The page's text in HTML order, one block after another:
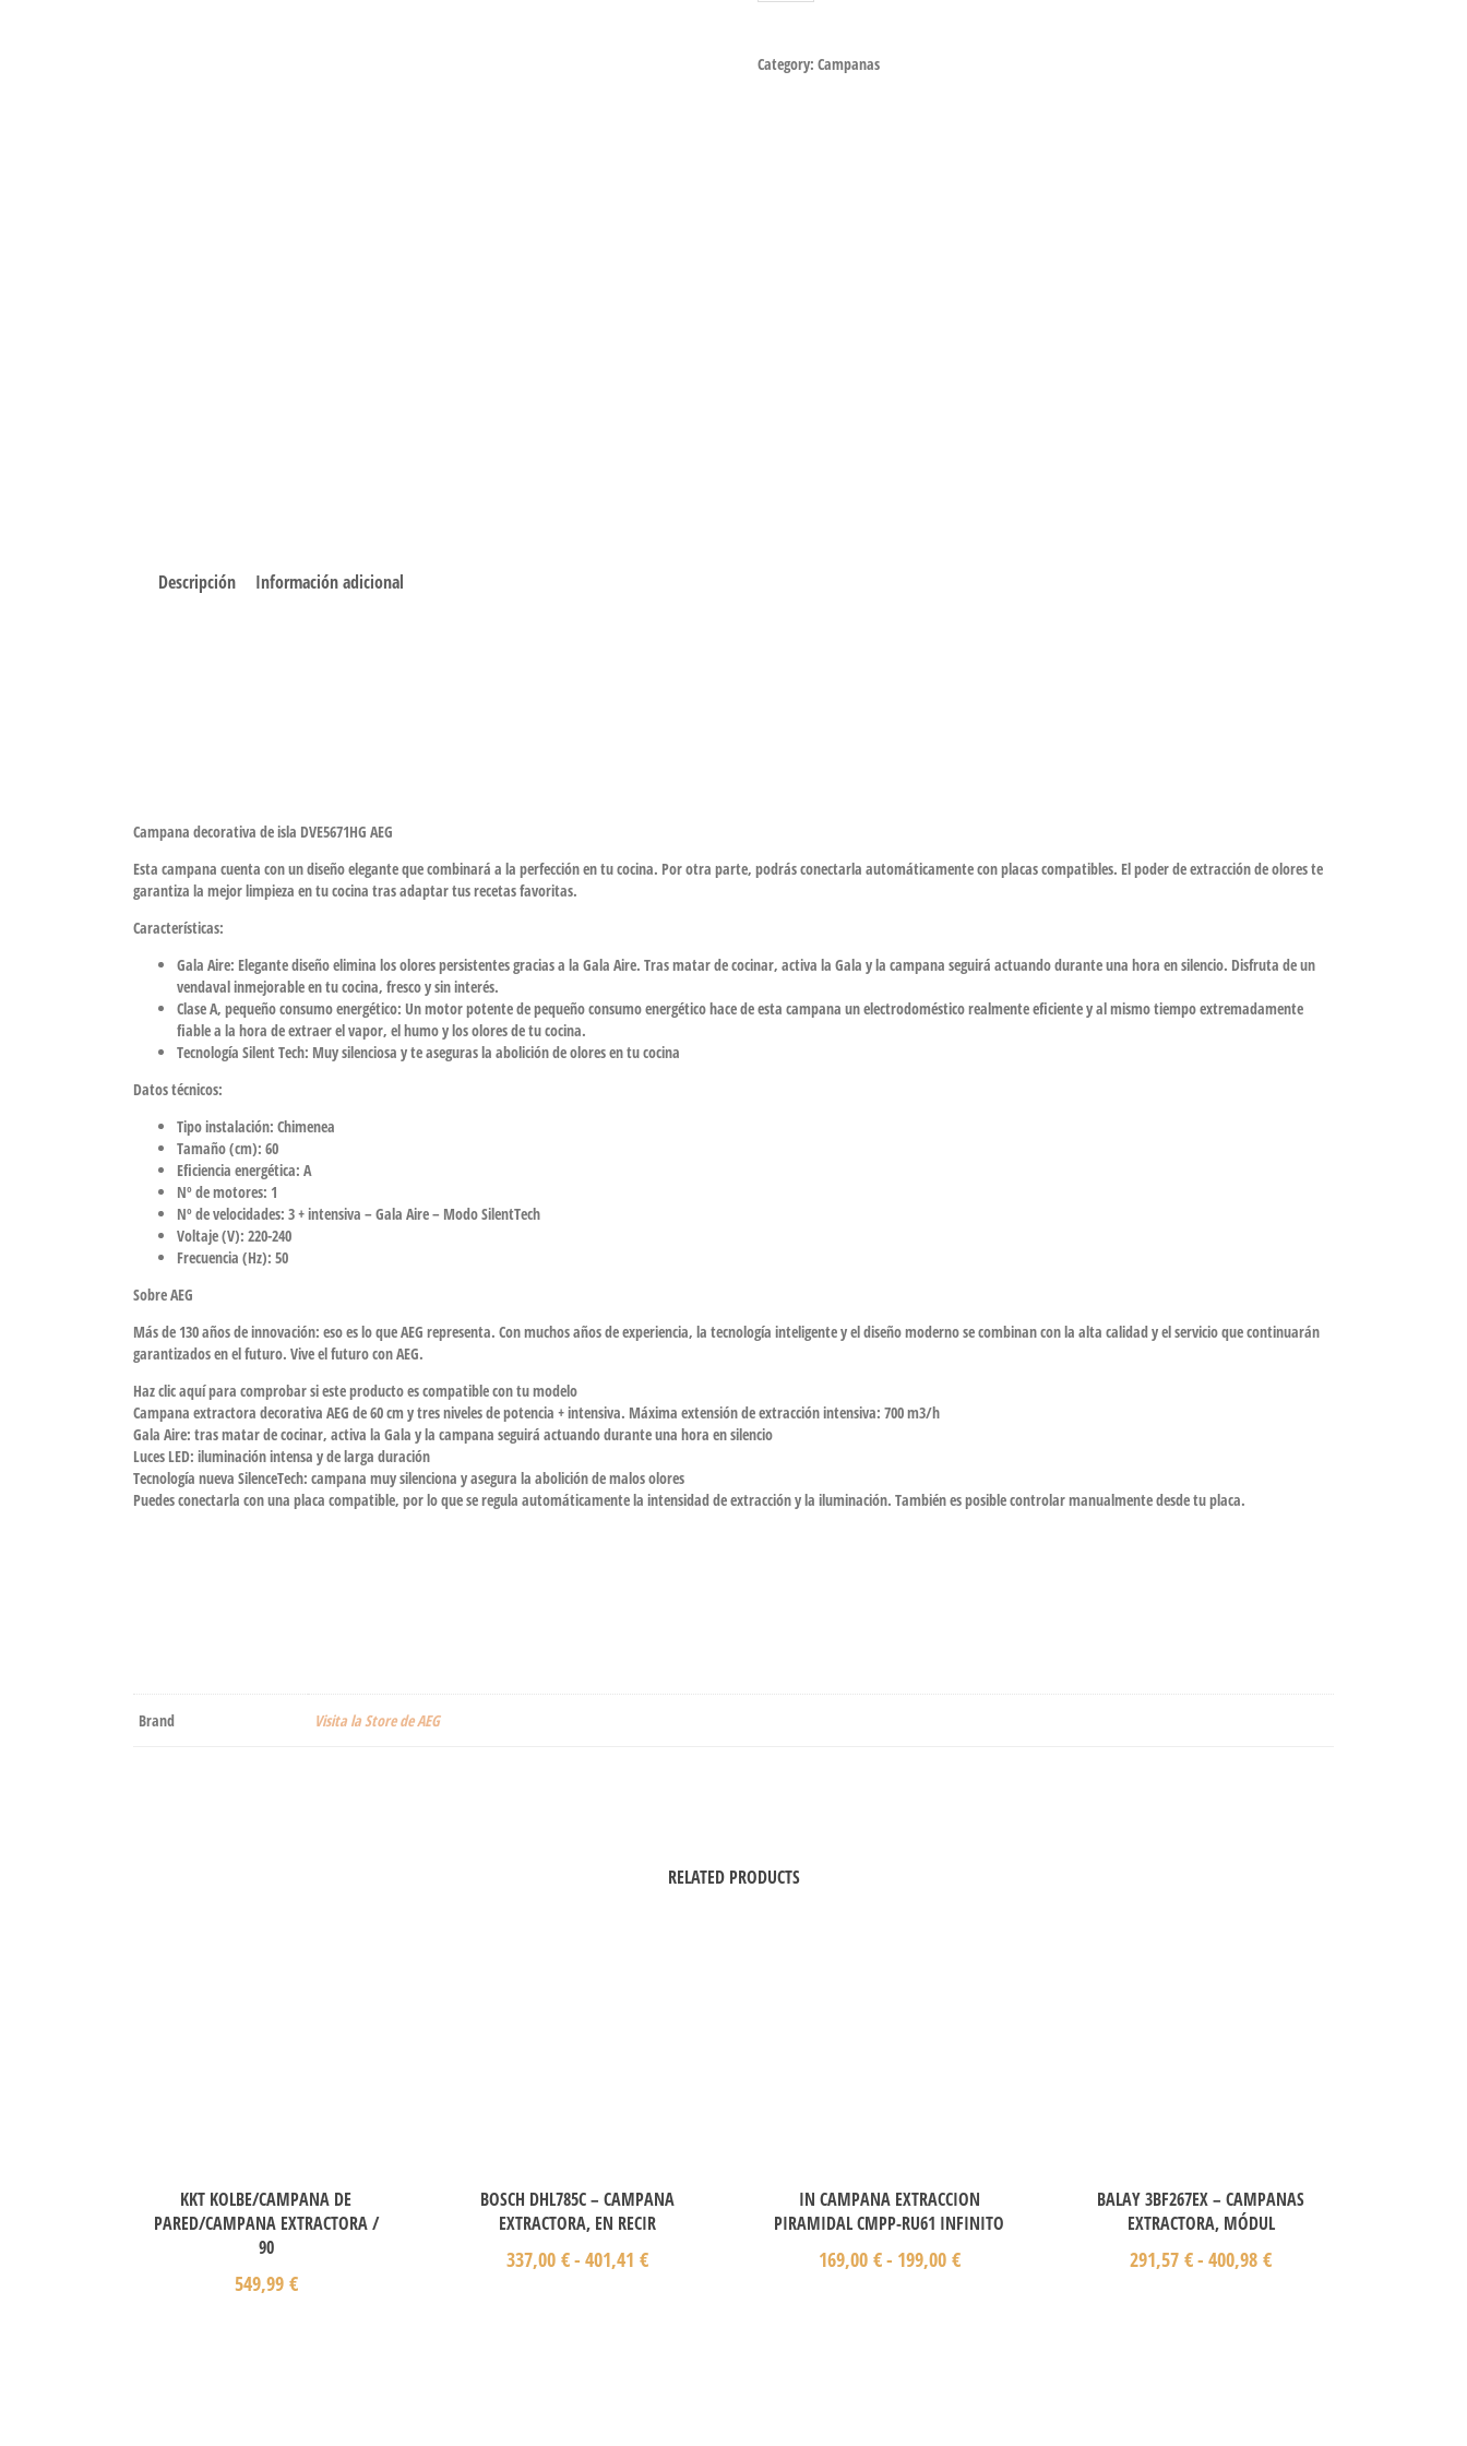
Category: Campanas
Descripción Información adicional
Campana decorativa de isla DVE5671HG AEG
Esta campana cuenta con un diseño elegante que combinará a la perfección en tu cocina. Por otra parte, podrás conectarla automáticamente con placas compatibles. El poder de extracción de olores te
garantiza la mejor limpieza en tu cocina tras adaptar tus recetas favoritas.
Características:
Gala Aire: Elegante diseño elimina los olores persistentes gracias a la Gala Aire. Tras matar de cocinar, activa la Gala y la campana seguirá actuando durante una hora en silencio. Disfruta de un
vendaval inmejorable en tu cocina, fresco y sin interés.
Clase A, pequeño consumo energético: Un motor potente de pequeño consumo energético hace de esta campana un electrodoméstico realmente eficiente y al mismo tiempo extremadamente
fiable a la hora de extraer el vapor, el humo y los olores de tu cocina.
Tecnología Silent Tech: Muy silenciosa y te aseguras la abolición de olores en tu cocina
Datos técnicos:
Tipo instalación: Chimenea
Tamaño (cm): 60
Eficiencia energética: A
Nº de motores: 1
Nº de velocidades: 3 + intensiva – Gala Aire – Modo SilentTech
Voltaje (V): 220-240
Frecuencia (Hz): 50
Sobre AEG
Más de 130 años de innovación: eso es lo que AEG representa. Con muchos años de experiencia, la tecnología inteligente y el diseño moderno se combinan con la alta calidad y el servicio que continuarán
garantizados en el futuro. Vive el futuro con AEG.
Haz clic aquí para comprobar si este producto es compatible con tu modelo
Campana extractora decorativa AEG de 60 cm y tres niveles de potencia + intensiva. Máxima extensión de extracción intensiva: 700 m3/h
Gala Aire: tras matar de cocinar, activa la Gala y la campana seguirá actuando durante una hora en silencio
Luces LED: iluminación intensa y de larga duración
Tecnología nueva SilenceTech: campana muy silenciona y asegura la abolición de malos olores
Puedes conectarla con una placa compatible, por lo que se regula automáticamente la intensidad de extracción y la iluminación. También es posible controlar manualmente desde tu placa.
Brand Visita la Store de AEG
RELATED PRODUCTS
KKT KOLBE/CAMPANA DE
PARED/CAMPANA EXTRACTORA /
90
549,99 €
BOSCH DHL785C – CAMPANA
EXTRACTORA, EN RECIR
337,00€- 401,41€
IN CAMPANA EXTRACCION
PIRAMIDAL CMPP-RU61 INFINITO
169,00 €- 199,00 €
BALAY 3BF267EX – CAMPANAS
EXTRACTORA, MÓDUL
291,57€- 400,98€